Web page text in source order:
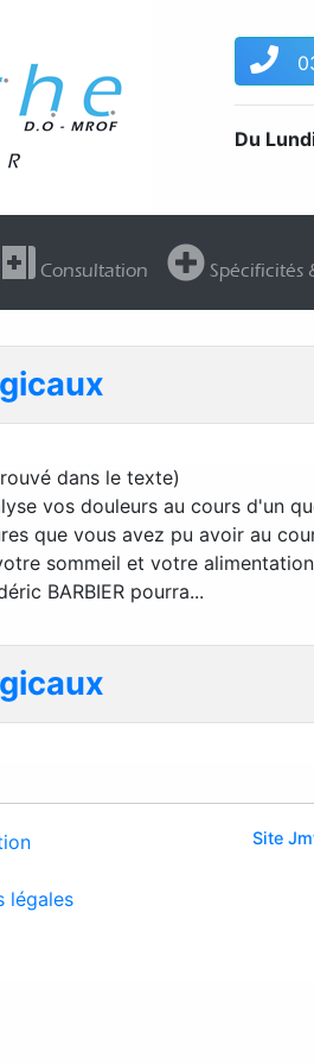
Du
Consultation Spécificités
dans le texte)
vos douleurs au cours d'un
que vous avez pu avoir au
sommeil et votre
BARBIER pourra...
légales
Site